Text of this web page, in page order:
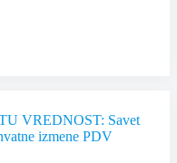
VREDNOST: Savet
izmene PDV